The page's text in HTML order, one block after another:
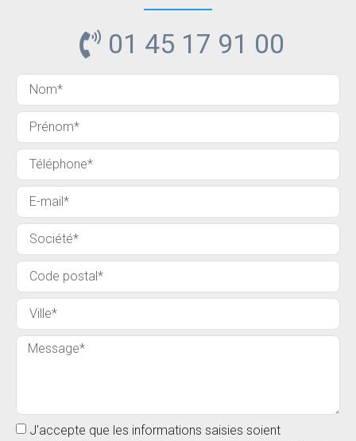
01 45 17 91 00
J'accepte que les informations saisies soient